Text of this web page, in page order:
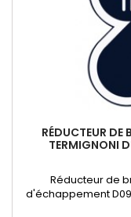
RÉDUCTEUR DE
TERMIGNONI
Réducteur de
d'échappement